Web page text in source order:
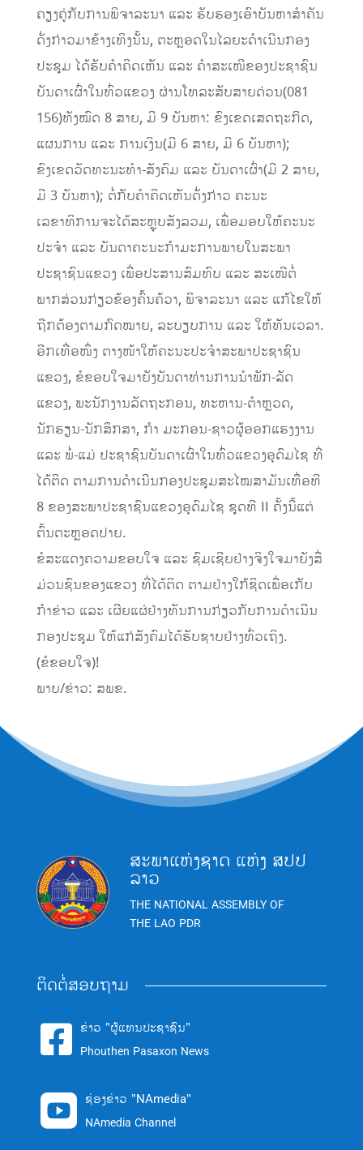
ຄຽງຄູ່ກັບການພິຈາລະນາ ແລະ ຮັບຮອງເອົາບັນຫາສຳຄັນ
ດັ່ງກ່າວມາຂ້າງເທິງນັ້ນ, ຕະຫຼອດໃນໄລຍະດຳເນີນກອງ
ປະຊຸມ ໄດ້ຮັບຄໍາຄິດເຫັນ ແລະ ຄໍາສະເໜີຂອງປະຊາຊົນ
ບັນດາເຜົ່າໃນທົ່ວແຂວງ ຜ່ານໂທລະສັບສາຍດ່ວນ(081
156)ທັງໝົດ 8 ສາຍ, ມີ 9 ບັນຫາ: ຂົງເຂດເສດຖະກິດ,
ແຜນການ ແລະ ການເງິນ(ມີ 6 ສາຍ, ມີ 6 ບັນຫາ);
ຂົງເຂດວັດທະນະທຳ-ສັງຄົມ ແລະ ບັນດາເຜົ່າ(ມີ 2 ສາຍ,
ມີ 3 ບັນຫາ); ຕໍ່ກັບຄໍາຄິດເຫັນດັ່ງກ່າວ ຄະນະ
ເລຂາທິການຈະໄດ້ສະຫຼຸບສັງລວມ, ເພື່ອມອບໃຫ້ຄະນະ
ປະຈໍາ ແລະ ບັນດາຄະນະກໍາມະການພາຍໃນສະພາ
ປະຊາຊົນແຂວງ ເພື່ອປະສານສົມທົບ ແລະ ສະເໜີຕໍ່
ພາກສ່ວນກ່ຽວຂ້ອງຄົ້ນຄ້ວາ, ພິຈາລະນາ ແລະ ແກ້ໄຂໃຫ້
ຖືກຕ້ອງຕາມກົດໝາຍ, ລະບຽບການ ແລະ ໃຫ້ທັນເວລາ.
ອີກເທື່ອໜຶ່ງ ຕາງໜ້າໃຫ້ຄະນະປະຈຳສະພາປະຊາຊົນ
ແຂວງ, ຂໍຂອບໃຈມາຍັງບັນດາທ່ານການນໍາພັກ-ລັດ
ແຂວງ, ພະນັກງານລັດຖະກອນ, ທະຫານ-ຕໍາຫຼວດ,
ນັກຮຽນ-ນັກສຶກສາ, ກຳ ມະກອນ-ຊາວຜູ້ອອກແຮງງານ
ແລະ ພໍ່-ແມ່ ປະຊາຊົນບັນດາເຜົ່າໃນທົ່ວແຂວງອຸດົມໄຊ ທີ່
ໄດ້ຕິດ ຕາມການດໍາເນີນກອງປະຊຸມສະໄໝສາມັນເທື່ອທີ
8 ຂອງສະພາປະຊາຊົນແຂວງອຸດົມໄຊ ຊຸດທີ II ຄັ້ງນີ້ແຕ່
ຕົ້ນຕະຫຼອດປາຍ.
ຂໍສະແດງຄວາມຂອບໃຈ ແລະ ຊົມເຊີຍຢ່າງຈິງໃຈມາຍັງສື່
ມ່ວນຊົນຂອງແຂວງ ທີ່ໄດ້ຕິດ ຕາມຢ່າງໃກ້ຊິດເພື່ອເກັບ
ກໍາຂ່າວ ແລະ ເຜີຍແຜ່ຢ່າງທັນການກ່ຽວກັບການດໍາເນີນ
ກອງປະຊຸມ ໃຫ້ແກ່ສັງຄົມໄດ້ຮັບຊາບຢ່າງທົ່ວເຖິງ.
(ຂໍຂອບໃຈ)!
ພາບ/ຂ່າວ: ສພຂ.
ສະພາແຫ່ງຊາດ ແຫ່ງ ສປປ
ລາວ
THE NATIONAL ASSEMBLY OF
THE LAO PDR
ຕິດຕໍ່ສອບຖາມ
 ຂ່າວ "ຜູ້ແທນປະຊາຊົນ"
Phouthen Pasaxon News
 ຊ່ອງຂ່າວ "NAmedia"
NAmedia Channel